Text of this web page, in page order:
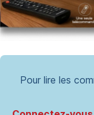
Pour lire les